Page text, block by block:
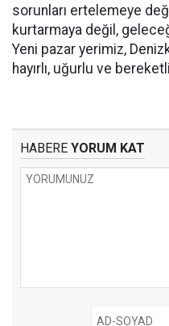
sorunları ertelemeye
kurtarmaya değil,
Yeni pazar yerimiz,
hayırlı, uğurlu ve
HABERE YORUM KAT